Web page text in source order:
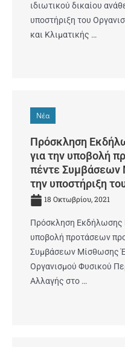
ιδιωτικού δικαίου
υποστήριξη του
και Κλιματικής …
Νέα
Πρόσκληση
για την υποβολή
πέντε Συμβάσεων
την υποστήριξη
18 Οκτωβρίου, 2021
Πρόσκληση Εκδήλωσης
υποβολή προτάσεων
Συμβάσεων Μίσθωσης
Οργανισμού Φυσικού
Αλλαγής στο …